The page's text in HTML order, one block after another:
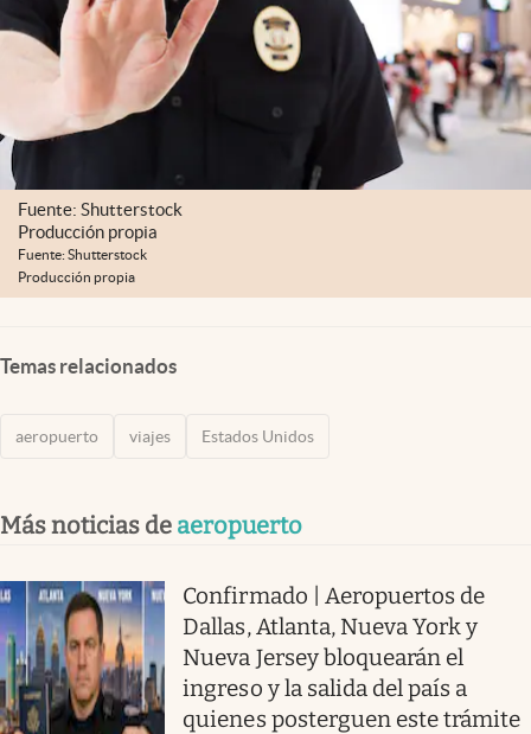
Fuente: Shutterstock
Producción propia
Fuente: Shutterstock
Producción propia
Temas relacionados
aeropuerto viajes Estados Unidos
Más noticias de aeropuerto
Confirmado | Aeropuertos de
Dallas, Atlanta, Nueva York y
Nueva Jersey bloquearán el
ingreso y la salida del país a
quienes posterguen este trámite